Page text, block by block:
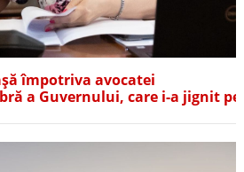
împotriva avocatei
a Guvernului, care i-a jignit pe